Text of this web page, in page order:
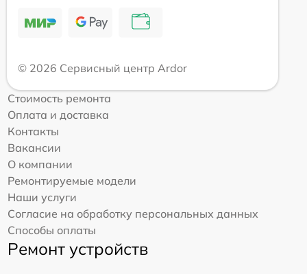
© 2026 Сервисный центр Ardor
Стоимость ремонта
Оплата и доставка
Контакты
Вакансии
О компании
Ремонтируемые модели
Наши услуги
Согласие на обработку персональных данных
Способы оплаты
Ремонт устройств